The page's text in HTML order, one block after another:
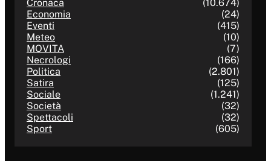
Cronaca
(10.674)
Economia
(24)
Eventi
(415)
Meteo
(10)
MOVITA
(7)
Necrologi
(166)
Politica
(2.801)
Satira
(125)
Sociale
(1.241)
Società
(32)
Spettacoli
(32)
Sport
(605)